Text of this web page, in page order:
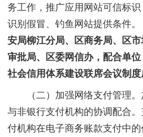
务工作，推广应用网站可信标
识别假冒、钓鱼网站提供条件。
安局柳江分局、区商务局、区
审批局、区委网信办，配合单
社会信用体系建设联席会议制度
（二）加强网络支付管理。
与非银行支付机构的协调配合
付机构在电子商务账款支付中